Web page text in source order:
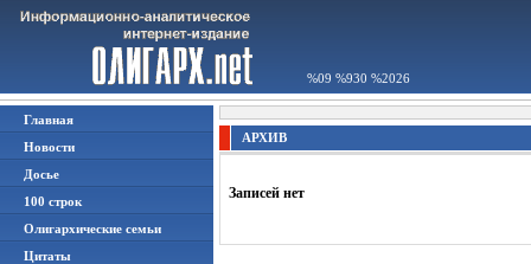
%09 %930 %2026
Главная
Новости
Досье
100 строк
Олигархические семьи
Цитаты
АРХИВ
Записей нет